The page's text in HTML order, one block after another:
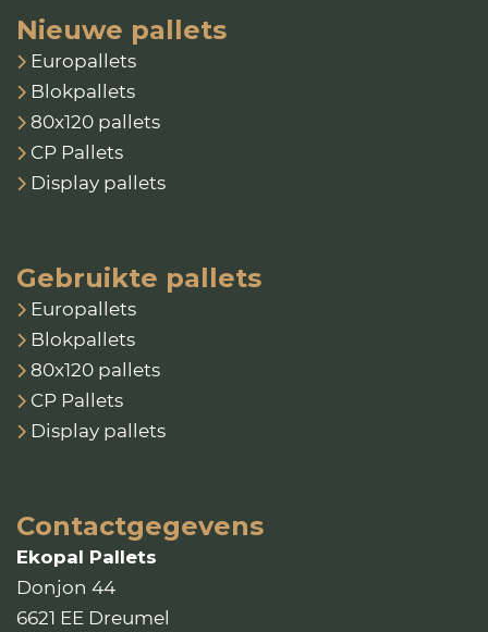
Nieuwe pallets
Europallets
Blokpallets
80x120 pallets
CP Pallets
Display pallets
Gebruikte pallets
Europallets
Blokpallets
80x120 pallets
CP Pallets
Display pallets
Contactgegevens
Ekopal Pallets
Donjon 44
6621 EE Dreumel